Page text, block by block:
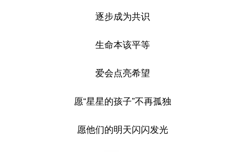
逐步成为共识
生命本该平等
爱会点亮希望
愿“星星的孩子”不再孤独
愿他们的明天闪闪发光